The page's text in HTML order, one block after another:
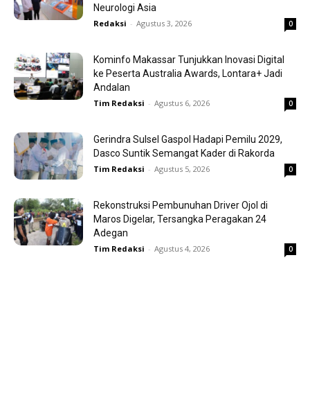
Neurologi Asia
Redaksi - Agustus 3, 2026 0
Kominfo Makassar Tunjukkan Inovasi Digital
ke Peserta Australia Awards, Lontara+ Jadi
Andalan
Tim Redaksi - Agustus 6, 2026 0
Gerindra Sulsel Gaspol Hadapi Pemilu 2029,
Dasco Suntik Semangat Kader di Rakorda
Tim Redaksi - Agustus 5, 2026 0
Rekonstruksi Pembunuhan Driver Ojol di
Maros Digelar, Tersangka Peragakan 24
Adegan
Tim Redaksi - Agustus 4, 2026 0